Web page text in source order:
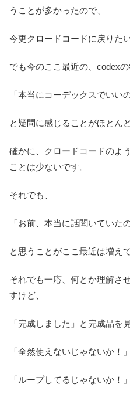
うことが多かったので、
今更クロードコードに戻りた
でも今のここ最近の、codexの
「本当にコーデックスでいい
と疑問に感じることがほとんど
確かに、クロードコードのよ
ことは少ないです。
それでも、
「お前、本当に話聞いていたの
と思うことがここ最近は増え
それでも一応、何とか理解さ
すけど、
「完成しました」と完成品を
「全然使えないじゃないか！」
「ループしてるじゃないか！」